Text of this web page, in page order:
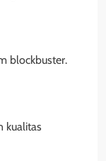
blockbuster.
kualitas